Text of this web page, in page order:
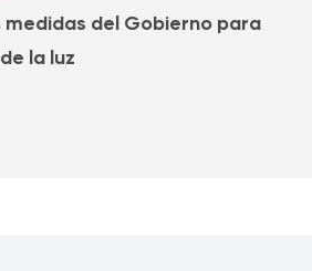
medidas del Gobierno para
la luz